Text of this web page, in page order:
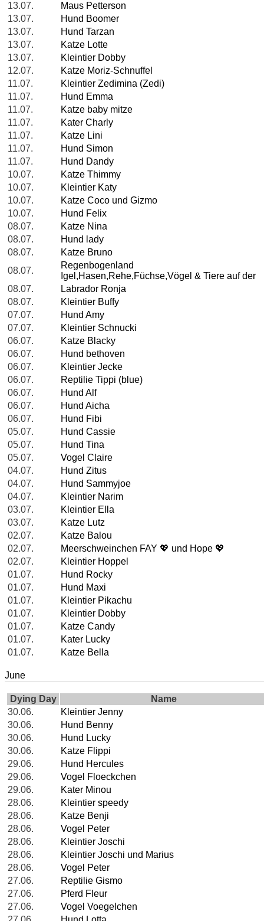
13.07.
Maus Petterson
13.07.
Hund Boomer
13.07.
Hund Tarzan
13.07.
Katze Lotte
13.07.
Kleintier Dobby
12.07.
Katze Moriz-Schnuffel
11.07.
Kleintier Zedimina (Zedi)
11.07.
Hund Emma
11.07.
Katze baby mitze
11.07.
Kater Charly
11.07.
Katze Lini
11.07.
Hund Simon
11.07.
Hund Dandy
10.07.
Katze Thimmy
10.07.
Kleintier Katy
10.07.
Katze Coco und Gizmo
10.07.
Hund Felix
08.07.
Katze Nina
08.07.
Hund lady
08.07.
Katze Bruno
08.07.
Regenbogenland
Igel,Hasen,Rehe,Füchse,Vögel & Tiere auf der
08.07.
Labrador Ronja
08.07.
Kleintier Buffy
07.07.
Hund Amy
07.07.
Kleintier Schnucki
06.07.
Katze Blacky
06.07.
Hund bethoven
06.07.
Kleintier Jecke
06.07.
Reptilie Tippi (blue)
06.07.
Hund Alf
06.07.
Hund Aicha
06.07.
Hund Fibi
05.07.
Hund Cassie
05.07.
Hund Tina
05.07.
Vogel Claire
04.07.
Hund Zitus
04.07.
Hund Sammyjoe
04.07.
Kleintier Narim
03.07.
Kleintier Ella
03.07.
Katze Lutz
02.07.
Katze Balou
02.07.
Meerschweinchen FAY 💖 und Hope 💖
02.07.
Kleintier Hoppel
01.07.
Hund Rocky
01.07.
Hund Maxi
01.07.
Kleintier Pikachu
01.07.
Kleintier Dobby
01.07.
Katze Candy
01.07.
Kater Lucky
01.07.
Katze Bella
June
Dying Day
Name
30.06.
Kleintier Jenny
30.06.
Hund Benny
30.06.
Hund Lucky
30.06.
Katze Flippi
29.06.
Hund Hercules
29.06.
Vogel Floeckchen
29.06.
Kater Minou
28.06.
Kleintier speedy
28.06.
Katze Benji
28.06.
Vogel Peter
28.06.
Kleintier Joschi
28.06.
Kleintier Joschi und Marius
28.06.
Vogel Peter
27.06.
Reptilie Gismo
27.06.
Pferd Fleur
27.06.
Vogel Voegelchen